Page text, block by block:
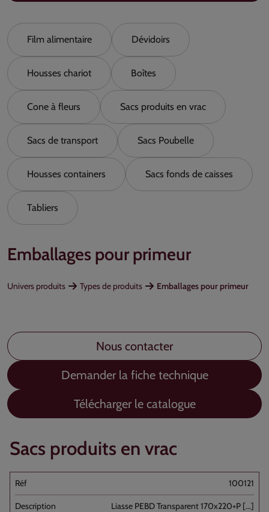
Film alimentaire Dévidoirs
Housses chariot Boîtes
Cone à fleurs Sacs produits en vrac
Sacs de transport Sacs Poubelle
Housses containers Sacs fonds de caisses
Tabliers
Emballages pour primeur
Univers produits Types de produits Emballages pour primeur
Nous contacter
Demander la fiche technique
Télécharger le catalogue
Sacs produits en vrac
100121
Liasse PEBD Transparent 170x220+P [...]